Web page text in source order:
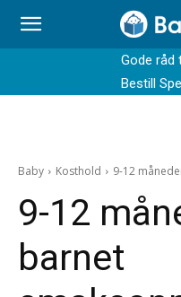
Gode råd
Bestill
Baby Kosthold 9-12
9-12
barnet